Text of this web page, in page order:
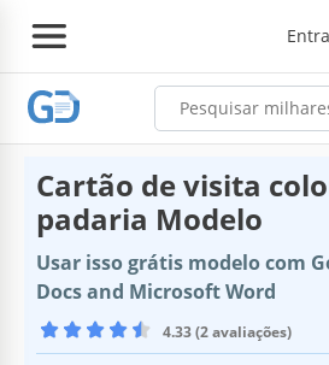
Cartão de visita
padaria Modelo
Usar isso grátis modelo com
Docs and Microsoft Word
4.33 (2 avaliações)